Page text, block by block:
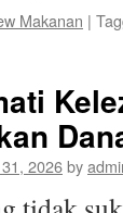
Makanan |
2026by